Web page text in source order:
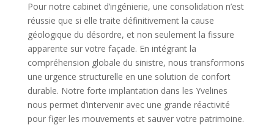
Pour notre cabinet d’ingénierie, une consolidation n’est
réussie que si elle traite définitivement la cause
géologique du désordre, et non seulement la fissure
apparente sur votre façade. En intégrant la
compréhension globale du sinistre, nous transformons
une urgence structurelle en une solution de confort
durable. Notre forte implantation dans les Yvelines
nous permet d’intervenir avec une grande réactivité
pour figer les mouvements et sauver votre patrimoine.